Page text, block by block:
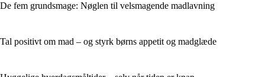
De fem grundsmage: Nøglen til velsmagende madlavning
Tal positivt om mad – og styrk børns appetit og madglæde